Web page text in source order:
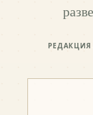
РЕДАКЦИЯ